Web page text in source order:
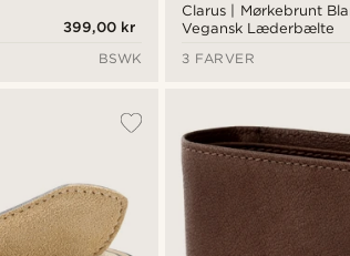
399,00 kr
BSWK
Clarus | Mørkebrunt
Vegansk Læderbælte
3 FARVER